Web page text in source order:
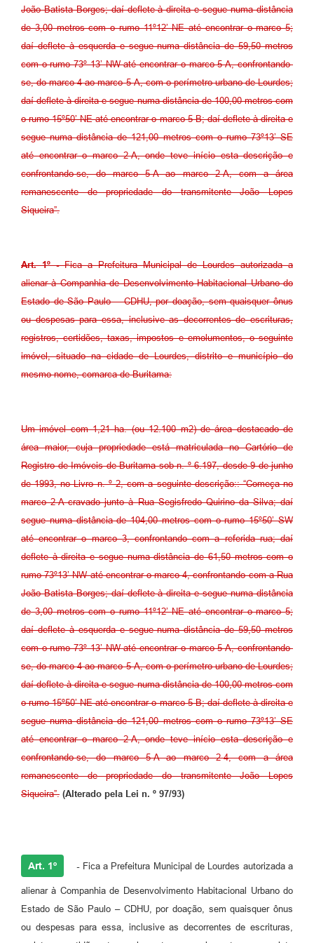
João Batista Borges; daí deflete à direita e segue numa distância
de 3,00 metros com o rumo 11º12’ NE até encontrar o marco 5;
daí deflete à esquerda e segue numa distância de 59,50 metros
com o rumo 73º 13’ NW até encontrar o marco 5-A, confrontando-
se, do marco 4 ao marco 5-A, com o perímetro urbano de Lourdes;
daí deflete à direita e segue numa distância de 100,00 metros com
o rumo 15º50’ NE até encontrar o marco 5-B; daí deflete à direita e
segue numa distância de 121,00 metros com o rumo 73º13’ SE
até encontrar o marco 2-A, onde teve início esta descrição e
confrontando-se, do marco 5-A ao marco 2-A, com a área
remanescente de propriedade do transmitente João Lopes
Siqueira”.
Art. 1º -Fica a Prefeitura Municipal de Lourdes autorizada a
alienar à Companhia de Desenvolvimento Habitacional Urbano do
Estado de São Paulo – CDHU, por doação, sem quaisquer ônus
ou despesas para essa, inclusive as decorrentes de escrituras,
registros, certidões, taxas, impostos e emolumentos, o seguinte
imóvel, situado na cidade de Lourdes, distrito e município do
mesmo nome, comarca de Buritama:
Um imóvel com 1,21 ha. (ou 12.100 m2) de área destacado de
área maior, cuja propriedade está matriculada no Cartório de
Registro de Imóveis de Buritama sob n. º 6.197, desde 9 de junho
de 1993, no Livro n. º 2, com a seguinte descrição:: “Começa no
marco 2-A cravado junto à Rua Segisfredo Quirino da Silva; daí
segue numa distância de 104,00 metros com o rumo 15º50’ SW
até encontrar o marco 3, confrontando com a referida rua; daí
deflete à direita e segue numa distância de 61,50 metros com o
rumo 73º13’ NW até encontrar o marco 4, confrontando com a Rua
João Batista Borges; daí deflete à direita e segue numa distância
de 3,00 metros com o rumo 11º12’ NE até encontrar o marco 5;
daí deflete à esquerda e segue numa distância de 59,50 metros
com o rumo 73º 13’ NW até encontrar o marco 5-A, confrontando-
se, do marco 4 ao marco 5-A, com o perímetro urbano de Lourdes;
daí deflete à direita e segue numa distância de 100,00 metros com
o rumo 15º50’ NE até encontrar o marco 5-B; daí deflete à direita e
segue numa distância de 121,00 metros com o rumo 73º13’ SE
até encontrar o marco 2-A, onde teve início esta descrição e
confrontando-se, do marco 5-A ao marco 2-4, com a área
remanescente de propriedade do transmitente João Lopes
Siqueira”. (Alterado pela Lei n. º 97/93)
Art. 1º - Fica a Prefeitura Municipal de Lourdes autorizada a
alienar à Companhia de Desenvolvimento Habitacional Urbano do
Estado de São Paulo – CDHU, por doação, sem quaisquer ônus
ou despesas para essa, inclusive as decorrentes de escrituras,